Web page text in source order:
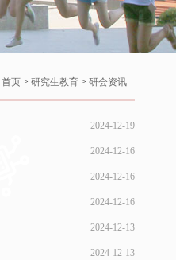
首页> 研究生教育> 研会资讯
2024-12-19
2024-12-16
2024-12-16
2024-12-16
2024-12-13
2024-12-13